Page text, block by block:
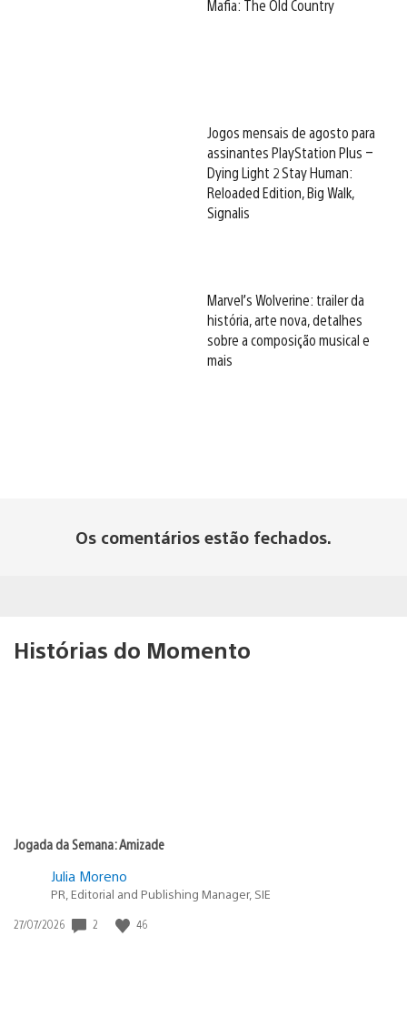
Mafia: The Old Country
Jogos mensais de agosto para
assinantes PlayStation Plus –
Dying Light 2 Stay Human:
Reloaded Edition, Big Walk,
Signalis
Marvel’s Wolverine: trailer da
história, arte nova, detalhes
sobre a composição musical e
mais
Os comentários estão fechados.
Histórias do Momento
Jogada da Semana: Amizade
Julia Moreno
PR, Editorial and Publishing Manager, SIE
Data
27/07/2026 2 46